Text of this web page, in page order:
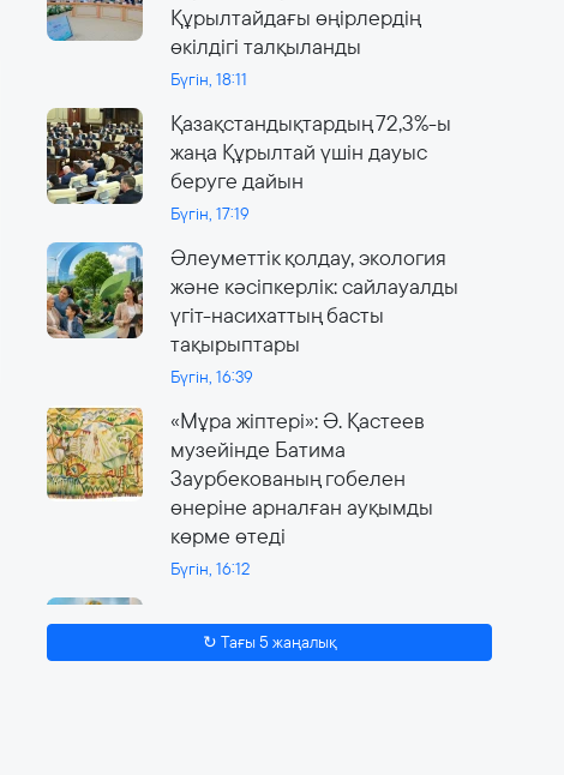
Құрылтайдағы өңірлердің
өкілдігі талқыланды
Бүгін, 18:11
Қазақстандықтардың 72,3%-ы
жаңа Құрылтай үшін дауыс
беруге дайын
Бүгін, 17:19
Әлеуметтік қолдау, экология
және кәсіпкерлік: сайлауалды
үгіт-насихаттың басты
тақырыптары
Бүгін, 16:39
«Мұра жіптері»: Ә. Қастеев
музейінде Батима
Заурбекованың гобелен
өнеріне арналған ауқымды
көрме өтеді
Бүгін, 16:12
жұмыс істейді
↻ Тағы 5 жаңалық